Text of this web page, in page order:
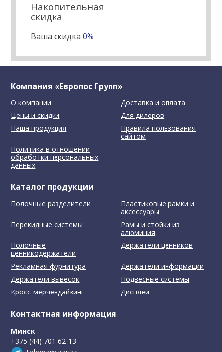
Накопительная
скидка
Ваша скидка0%
Компания «Европос Групп»
О компании
Доставка и оплата
Цены и скидки
Для дилеров
Наша продукция
Правила пользования
сайтом
Политика в отношении
обработки персональных
данных
Каталог продукции
Полочные разделители
Пластиковые рамки и
аксессуары
Перекидные системы
Рамы и стойки из
алюминия
Полочные
ценникодержатели
Держатели ценников
Рекламная фурнитура
Держатели информации
Держатели вывесок
Подвесные системы
Кросс-мерчендайзинг
Дисплеи
Контактная информация
Минск
+375 (44) 701-62-13